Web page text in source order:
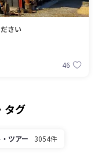
さい
46
タグ
ツアー 3054件